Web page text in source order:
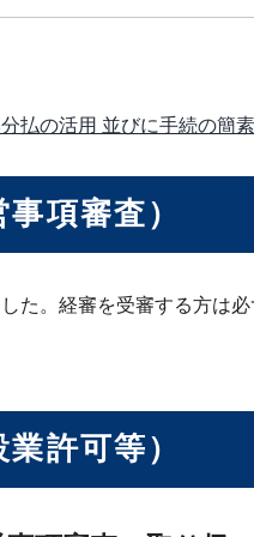
払の活用 並びに手続の簡
項審査）
た。経審を受審する方は
許可等）